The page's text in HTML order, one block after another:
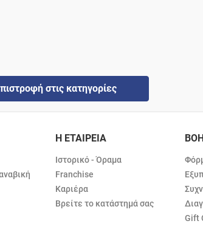
στις κατηγορίες
Η ΕΤΑΙΡΕΙΑ
Ιστορικό - Όραμα
Franchise
Καριέρα
Βρείτε το κατάστημά σας
Gift